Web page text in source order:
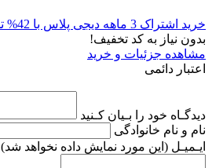
خرید اشتراک 3 ماهه دیجی پلاس با 42% تخفیف
بدون نیاز به کد تخفیف!
مشاهده جزئیات و خرید
اعتبار دائمی
دیدگـاه خود را بـیان کـنید
نام و نام خانوادگی
ایـمیـل (این مورد نمایش داده نخواهد شد)